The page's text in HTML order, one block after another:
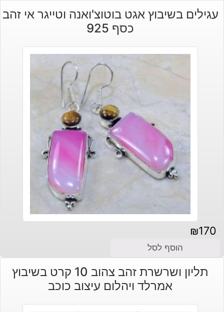
עגילים בשיבוץ אגט בוטוצ'ואנה וטייגר אי זהב
כסף 925
₪170
הוסף לסל
תליון ושרשרת זהב צהוב 10 קרט בשיבוץ
אמרלד ויהלום עיצוב כוכב